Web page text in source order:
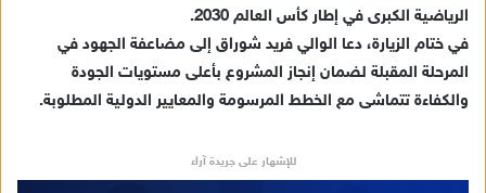
الرياضية الكبرى في إطار كأس العالم 2030.
في ختام الزيارة، دعا الوالي فريد شوراق إلى مضاعفة الجهود في
المرحلة المقبلة لضمان إنجاز المشروع بأعلى مستويات الجودة
والكفاءة تتماشى مع الخطط المرسومة والمعايير الدولية المطلوبة.
للإشهار على جريدة آراء